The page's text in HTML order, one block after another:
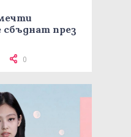
сбъднат през
0